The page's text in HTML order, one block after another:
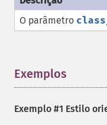
O parâmetro
Exemplos
Exemplo #1 Estilo